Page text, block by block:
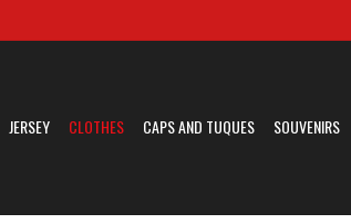
JERSEY CLOTHES CAPS AND TUQUES SOUVENIRS